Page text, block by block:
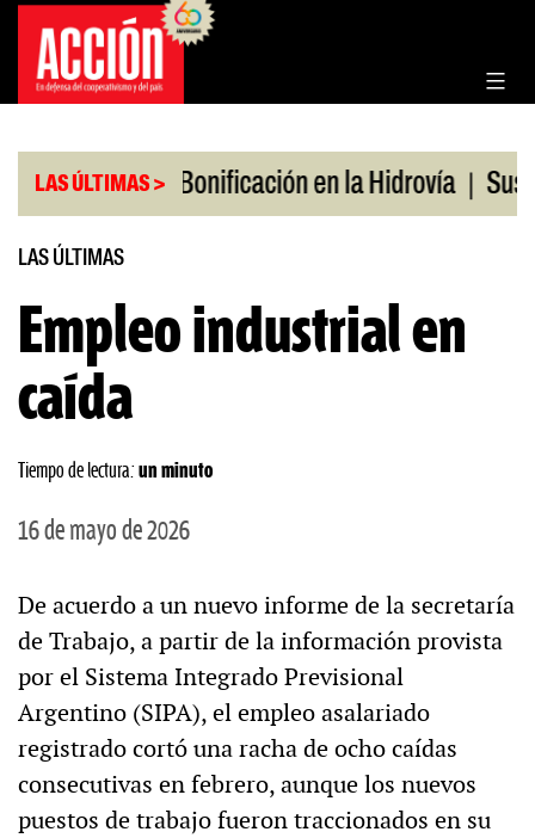
Saltar
contenido
LAS ÚLTIMAS >
en julio | Bonificación en la Hidrovía |
LAS ÚLTIMAS
Empleo industrial en
caída
Tiempo de lectura: un minuto
16 de mayo de 2026
De acuerdo a un nuevo informe de la secretaría
de Trabajo, a partir de la información provista
por el Sistema Integrado Previsional
Argentino (SIPA), el empleo asalariado
registrado cortó una racha de ocho caídas
consecutivas en febrero, aunque los nuevos
puestos de trabajo fueron traccionados en su